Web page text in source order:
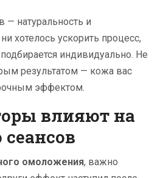
— натуральность и
хотелось ускорить процесс,
подбирается индивидуально. Не
результатом — кожа вас
эффектом.
влияют на
омоложения, важно